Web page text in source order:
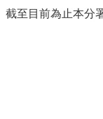
截至目前為止本分